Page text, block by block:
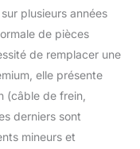
plusieurs années
de pièces
de remplacer une
elle présente
(câble de frein,
derniers sont
mineurs et